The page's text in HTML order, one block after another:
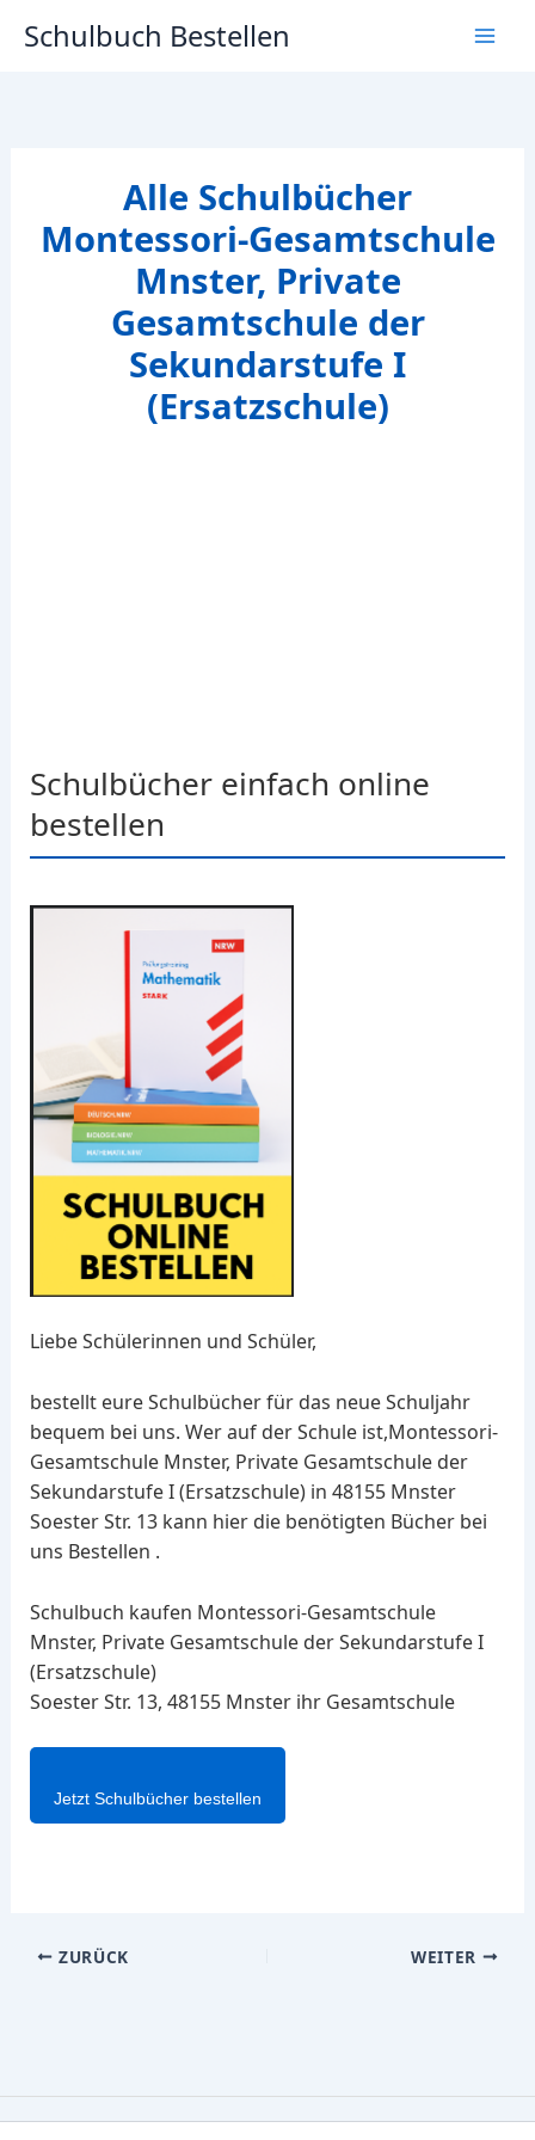
InhaltSchulbuch Bestellen
Alle Schulbücher
Montessori-Gesamtschule
Mnster, Private
Gesamtschule der
Sekundarstufe I
(Ersatzschule)
Schulbücher einfach online
bestellen
Liebe Schülerinnen und Schüler,
bestellt eure Schulbücher für das neue Schuljahr
bequem bei uns. Wer auf der Schule ist,Montessori-
Gesamtschule Mnster, Private Gesamtschule der
Sekundarstufe I (Ersatzschule) in 48155 Mnster
Soester Str. 13 kann hier die benötigten Bücher bei
uns Bestellen .
Schulbuch kaufen Montessori-Gesamtschule
Mnster, Private Gesamtschule der Sekundarstufe I
(Ersatzschule)
Soester Str. 13, 48155 Mnster ihr Gesamtschule
Jetzt Schulbücher bestellen
ZURÜCK WEITER